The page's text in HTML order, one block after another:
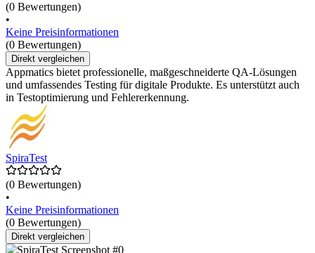
(0 Bewertungen)
•
Keine Preisinformationen
(0 Bewertungen)
Direkt vergleichen
Appmatics bietet professionelle, maßgeschneiderte QA-Lösungen
und umfassendes Testing für digitale Produkte. Es unterstützt auch
in Testoptimierung und Fehlererkennung.
SpiraTest
(0 Bewertungen)
•
Keine Preisinformationen
(0 Bewertungen)
Direkt vergleichen